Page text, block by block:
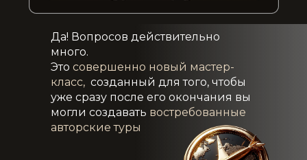
Да! Вопросов действительно
много.
Это совершенно новый мастер-
класс, созданный для того, чтобы
уже сразу после его окончания вы
могли создавать востребованные
авторские туры